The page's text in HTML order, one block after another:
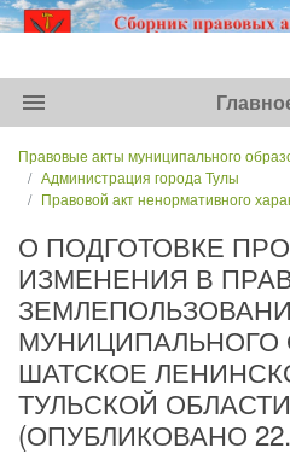
menu
Правовые акты муниципального
Администрация города Тулы
Правовой акт ненормативного
О ПОДГОТОВКЕ
ИЗМЕНЕНИЯ В
МУНИЦИПАЛЬНОГО
ШАТСКОЕ
ТУЛЬСКОЙ ОБЛАСТИ
(ОПУБЛИКОВАНО